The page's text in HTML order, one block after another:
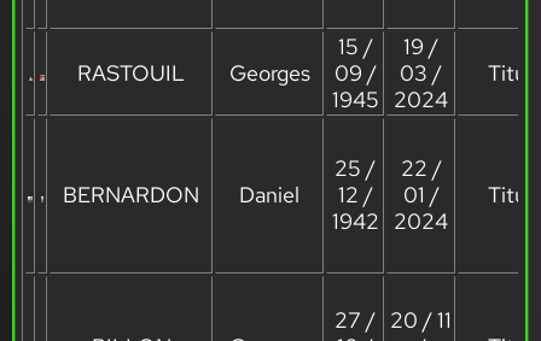
RASTOUIL Georges
15 /
09 /
1945
19 /
03 /
2024
BERNARDON Daniel
25 /
12 /
1942
22 /
01 /
2024
27 / 20 / 11